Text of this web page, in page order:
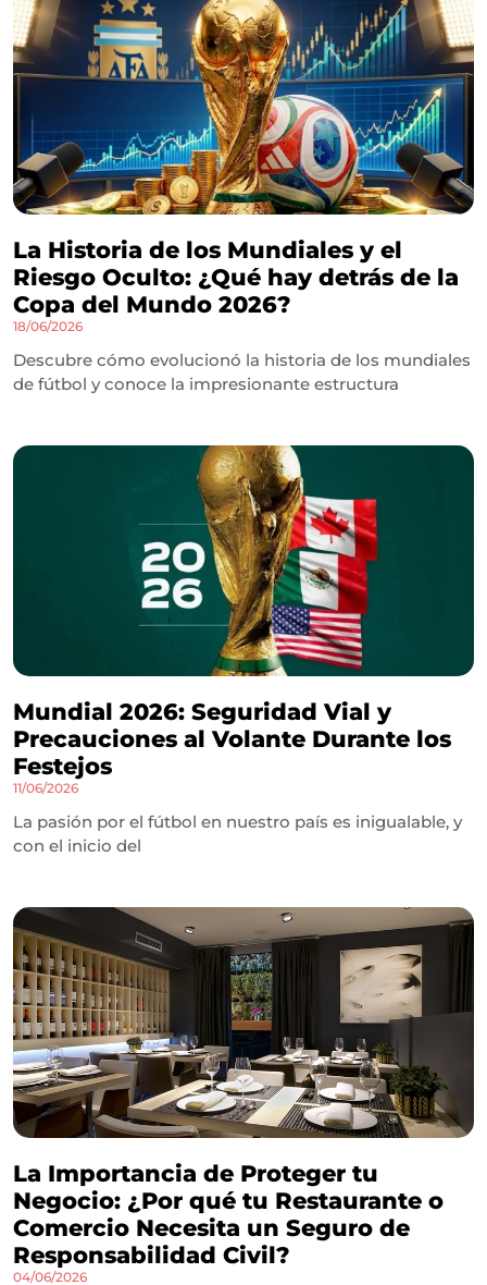
La Historia de los Mundiales y el
Riesgo Oculto: ¿Qué hay detrás de la
Copa del Mundo 2026?
18/06/2026
Descubre cómo evolucionó la historia de los mundiales
de fútbol y conoce la impresionante estructura
Mundial 2026: Seguridad Vial y
Precauciones al Volante Durante los
Festejos
11/06/2026
La pasión por el fútbol en nuestro país es inigualable, y
con el inicio del
La Importancia de Proteger tu
Negocio: ¿Por qué tu Restaurante o
Comercio Necesita un Seguro de
Responsabilidad Civil?
04/06/2026